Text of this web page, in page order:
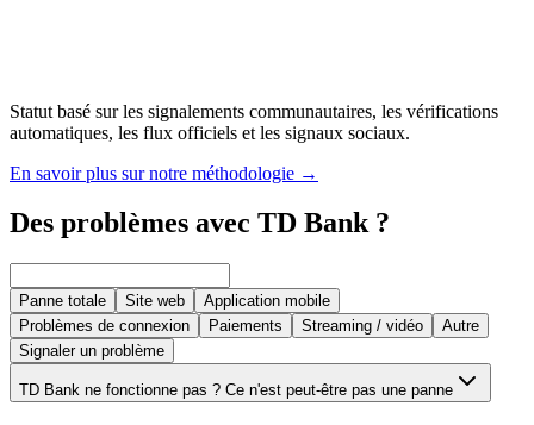
Statut basé sur les signalements communautaires, les vérifications
automatiques, les flux officiels et les signaux sociaux.
En savoir plus sur notre méthodologie →
Des problèmes avec TD Bank ?
Panne totale Site web
Application mobile
Problèmes de connexion
Paiements Streaming / vidéo
Autre
Signaler un problème
TD Bank ne fonctionne pas ? Ce n'est peut-être pas une panne